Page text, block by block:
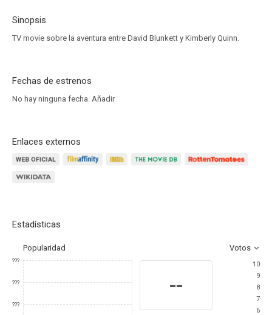
Sinopsis
TV movie sobre la aventura entre David Blunkett y Kimberly Quinn.
Fechas de estrenos
No hay ninguna fecha. Añadir
Enlaces externos
Estadísticas
Popularidad Votos
???
???
???
--
10
9
8
7
6